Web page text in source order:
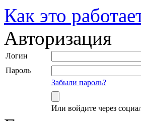
Как это
Авторизация
Логин
Пароль
Забыли пароль?
Или войдите через